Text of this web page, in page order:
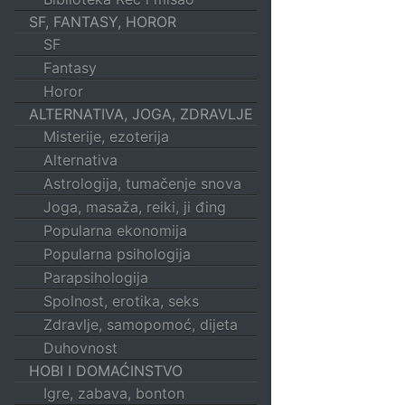
SF, FANTASY, HOROR
SF
Fantasy
Horor
ALTERNATIVA, JOGA, ZDRAVLJE
Misterije, ezoterija
Alternativa
Astrologija, tumačenje snova
Joga, masaža, reiki, ji đing
Popularna ekonomija
Popularna psihologija
Parapsihologija
Spolnost, erotika, seks
Zdravlje, samopomoć, dijeta
Duhovnost
HOBI I DOMAĆINSTVO
Igre, zabava, bonton